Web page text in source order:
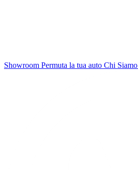
Showroom Permuta la tua auto Chi Siamo